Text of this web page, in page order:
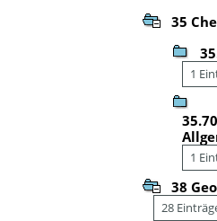
35
1
1
38
28